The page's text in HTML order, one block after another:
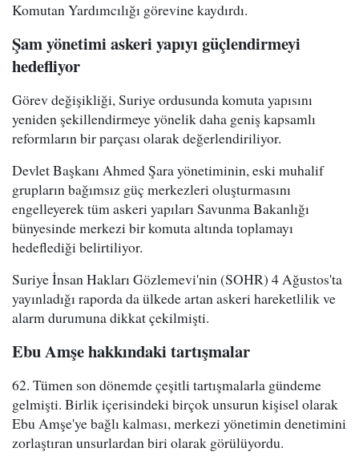
Komutan Yardımcılığı görevine kaydırdı.
Şam yönetimi askeri yapıyı güçlendirmeyi
hedefliyor
Görev değişikliği, Suriye ordusunda komuta yapısını
yeniden şekillendirmeye yönelik daha geniş kapsamlı
reformların bir parçası olarak değerlendiriliyor.
Devlet Başkanı Ahmed Şara yönetiminin, eski muhalif
grupların bağımsız güç merkezleri oluşturmasını
engelleyerek tüm askeri yapıları Savunma Bakanlığı
bünyesinde merkezi bir komuta altında toplamayı
hedeflediği belirtiliyor.
Suriye İnsan Hakları Gözlemevi'nin (SOHR) 4 Ağustos'ta
yayınladığı raporda da ülkede artan askeri hareketlilik ve
alarm durumuna dikkat çekilmişti.
Ebu Amşe hakkındaki tartışmalar
62. Tümen son dönemde çeşitli tartışmalarla gündeme
gelmişti. Birlik içerisindeki birçok unsurun kişisel olarak
Ebu Amşe'ye bağlı kalması, merkezi yönetimin denetimini
zorlaştıran unsurlardan biri olarak görülüyordu.